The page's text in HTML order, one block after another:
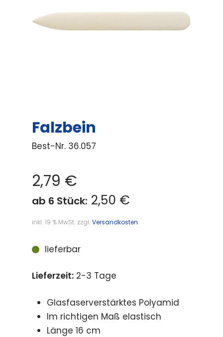
Falzbein
Best-Nr. 36.057
2,79 €
ab 6 Stück: 2,50 €
inkl. 19 % MwSt. zzgl. Versandkosten
lieferbar
Lieferzeit: 2-3 Tage
Glasfaserverstärktes Polyamid
Im richtigen Maß elastisch
Länge 16 cm